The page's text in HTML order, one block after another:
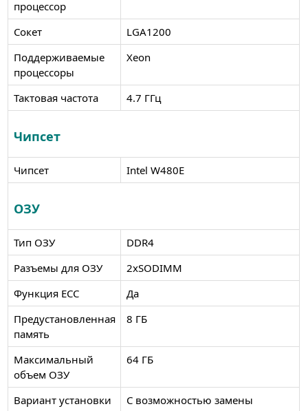
процессор
Сокет
LGA1200
Поддерживаемые
процессоры
Xeon
Тактовая частота 4.7 ГГц
Чипсет
Чипсет Intel W480E
ОЗУ
Тип ОЗУ
DDR4
Разъемы для ОЗУ
2xSODIMM
Функция ECC
Да
Предустановленная
память
8 ГБ
Максимальный
объем ОЗУ
64 ГБ
Вариант установки С возможностью замены